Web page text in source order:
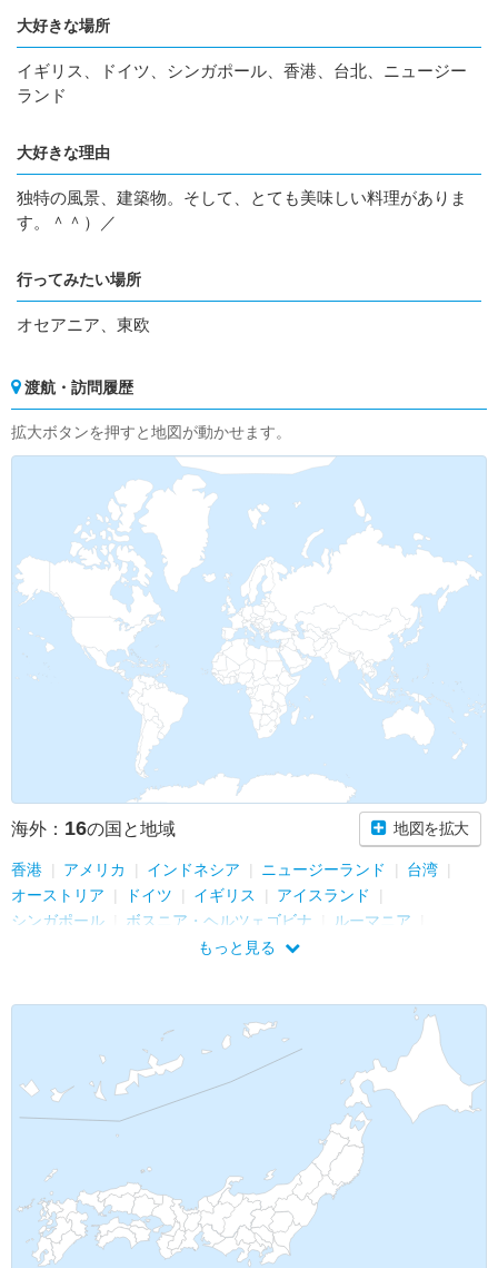
大好きな場所
イギリス、ドイツ、シンガポール、香港、台北、ニュージー
ランド
大好きな理由
独特の風景、建築物。そして、とても美味しい料理がありま
す。＾＾）／
行ってみたい場所
オセアニア、東欧
渡航・訪問履歴
拡大ボタンを押すと地図が動かせます。
海外： 16の国と地域 地図を拡大
香港 アメリカ インドネシア ニュージーランド
台湾
オーストリア
ドイツ イギリス
アイスランド
シンガポール
ボスニア・ヘルツェゴビナ
ルーマニア
クロアチア 中国
もっと見る